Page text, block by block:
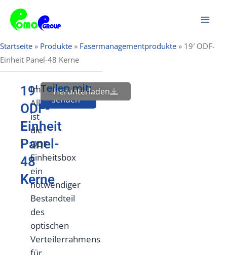
Zum
Inhalt
springen
Startseite » Produkte » Fasermanagementprodukte » 19′ ODF-
Einheit Panel-48 Kerne
19′
ODF-
Einheit
Panel-
48
Kerne
Im
Allgemeinen
ist
die
ODF-
Einheitsbox
ein
notwendiger
Bestandteil
des
optischen
Verteilerrahmens
für
Anfrage
senden
Herunterladen
Teilen mit: